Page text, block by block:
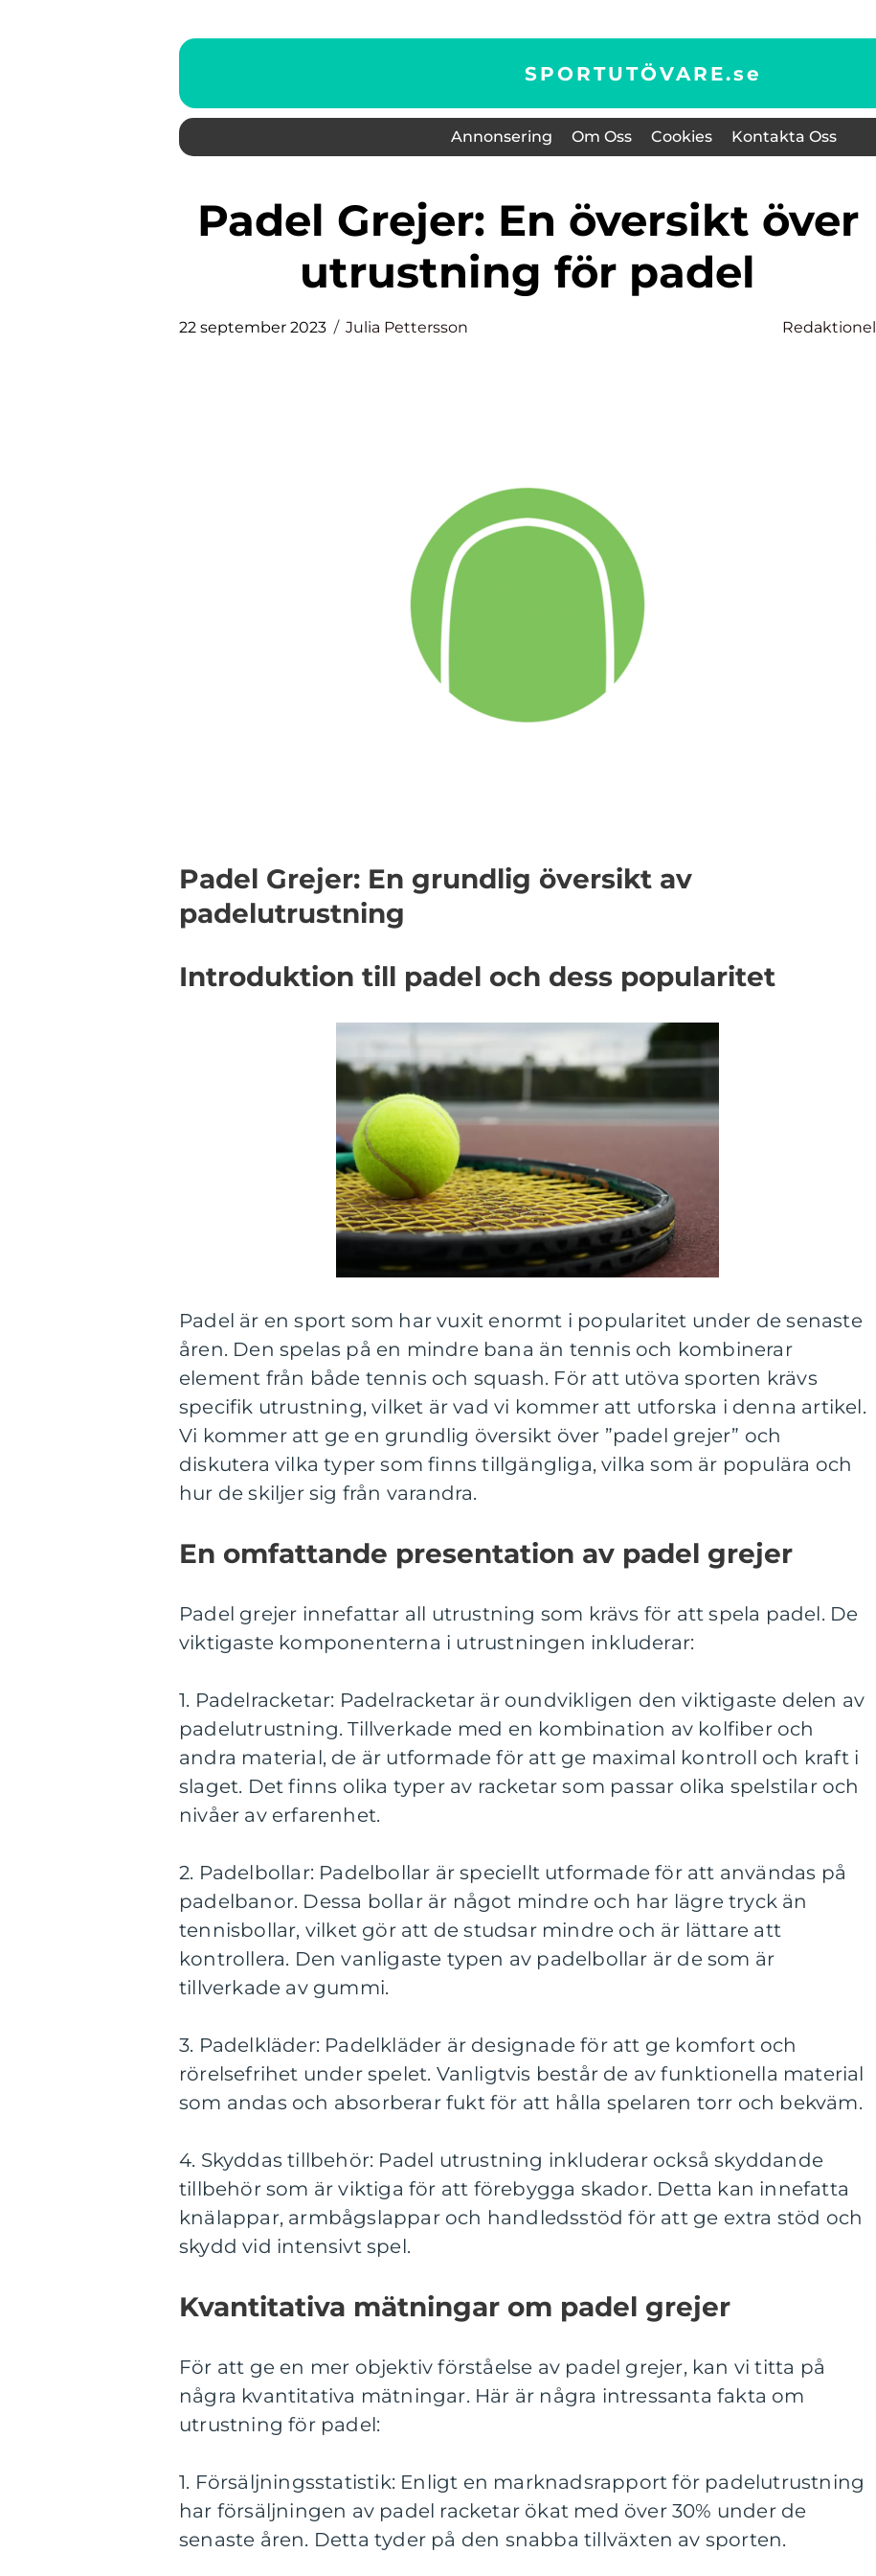
SPORTUTÖVARE.se
Annonsering Om Oss Cookies Kontakta Oss
Padel Grejer: En översikt över
utrustning för padel
22 september 2023 Julia Pettersson Redaktionel
Padel Grejer: En grundlig översikt av
padelutrustning
Introduktion till padel och dess popularitet
Padel är en sport som har vuxit enormt i popularitet under de senaste
åren. Den spelas på en mindre bana än tennis och kombinerar
element från både tennis och squash. För att utöva sporten krävs
specifik utrustning, vilket är vad vi kommer att utforska i denna artikel.
Vi kommer att ge en grundlig översikt över ”padel grejer” och
diskutera vilka typer som finns tillgängliga, vilka som är populära och
hur de skiljer sig från varandra.
En omfattande presentation av padel grejer
Padel grejer innefattar all utrustning som krävs för att spela padel. De
viktigaste komponenterna i utrustningen inkluderar:
1. Padelracketar: Padelracketar är oundvikligen den viktigaste delen av
padelutrustning. Tillverkade med en kombination av kolfiber och
andra material, de är utformade för att ge maximal kontroll och kraft i
slaget. Det finns olika typer av racketar som passar olika spelstilar och
nivåer av erfarenhet.
2. Padelbollar: Padelbollar är speciellt utformade för att användas på
padelbanor. Dessa bollar är något mindre och har lägre tryck än
tennisbollar, vilket gör att de studsar mindre och är lättare att
kontrollera. Den vanligaste typen av padelbollar är de som är
tillverkade av gummi.
3. Padelkläder: Padelkläder är designade för att ge komfort och
rörelsefrihet under spelet. Vanligtvis består de av funktionella material
som andas och absorberar fukt för att hålla spelaren torr och bekväm.
4. Skyddas tillbehör: Padel utrustning inkluderar också skyddande
tillbehör som är viktiga för att förebygga skador. Detta kan innefatta
knälappar, armbågslappar och handledsstöd för att ge extra stöd och
skydd vid intensivt spel.
Kvantitativa mätningar om padel grejer
För att ge en mer objektiv förståelse av padel grejer, kan vi titta på
några kvantitativa mätningar. Här är några intressanta fakta om
utrustning för padel:
1. Försäljningsstatistik: Enligt en marknadsrapport för padelutrustning
har försäljningen av padel racketar ökat med över 30% under de
senaste åren. Detta tyder på den snabba tillväxten av sporten.